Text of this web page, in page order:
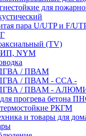
для
пара U/UTP и F/
(TV)
NYM
/ ПВАМ
/ ПВАМ - CCA -
ПГВА / ПВАМ -
прогрева бетона
РКГМ
и товары для